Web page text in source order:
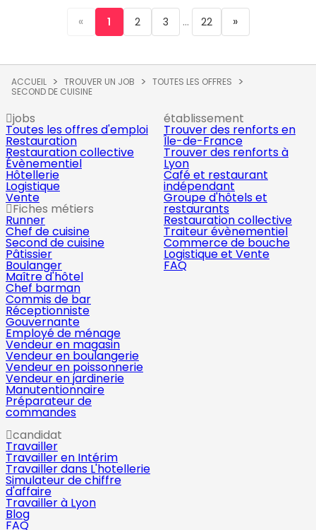
« 1 2 3 ... 22 »
ACCUEIL TROUVER UN JOB
TOUTES LES OFFRES
SECOND DE CUISINE
jobs
Toutes les offres d'emploi
Restauration
Restauration collective
Évènementiel
Hôtellerie
Logistique
Vente
Fiches métiers
Runner
Chef de cuisine
Second de cuisine
Pâtissier
Boulanger
Maître d'hôtel
Chef barman
Commis de bar
Réceptionniste
Gouvernante
Employé de ménage
Vendeur en magasin
Vendeur en boulangerie
Vendeur en poissonnerie
Vendeur en jardinerie
Manutentionnaire
Préparateur de
commandes
établissement
Trouver des renforts en
Île-de-France
Trouver des renforts à
Lyon
Café et restaurant
indépendant
Groupe d'hôtels et
restaurants
Restauration collective
Traiteur évènementiel
Commerce de bouche
Logistique et Vente
FAQ
candidat
Travailler
Travailler en Intérim
Travailler dans L'hotellerie
Simulateur de chiffre
d'affaire
Travailler à Lyon
Blog
FAQ